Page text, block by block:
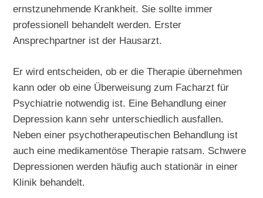
ernstzunehmende Krankheit. Sie sollte immer
professionell behandelt werden. Erster
Ansprechpartner ist der Hausarzt.
Er wird entscheiden, ob er die Therapie übernehmen
kann oder ob eine Überweisung zum Facharzt für
Psychiatrie notwendig ist. Eine Behandlung einer
Depression kann sehr unterschiedlich ausfallen.
Neben einer psychotherapeutischen Behandlung ist
auch eine medikamentöse Therapie ratsam. Schwere
Depressionen werden häufig auch stationär in einer
Klinik behandelt.